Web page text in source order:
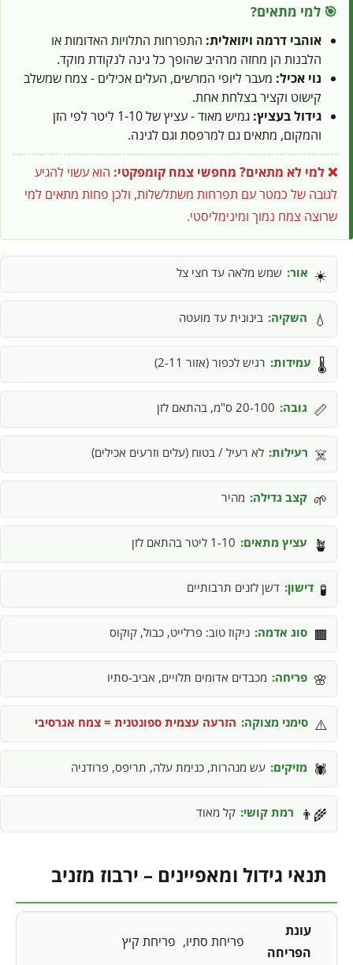
🎯 למי מתאים?
אוהבי דרמה ויזואלית: התפרחות התלויות האדומות או
הלבנות הן מחזה מרהיב שהופך כל גינה לנקודת מוקד.
נוי אכיל: מעבר ליופי המרשים, העלים אכילים - צמח שמשלב
קישוט וקציר בצלחת אחת.
גידול בעציץ:
גמיש מאוד - עציץ של 1-10 ליטר לפי הזן
והמקום, מתאים גם למרפסת וגם לגינה.
❌ למי לא מתאים? מחפשי צמח קומפקטי: הוא עשוי להגיע
לגובה של כמטר עם תפרחות משתלשלות, ולכן פחות מתאים למי
שרוצה צמח נמוך ומינימליסטי.
☀️ אור: שמש מלאה עד חצי צל
💧 השקיה: בינונית עד מועטה
🌡️ עמידות: רגיש לכפור (אזור 2-11)
📏 גובה: 20-100 ס"מ, בהתאם לזן
☠️ רעילות: לא רעיל / בטוח (עלים וזרעים אכילים)
🌱 קצב גדילה: מהיר
🪴 עציץ מתאים: 1-10 ליטר בהתאם לזן
🧪 דישון: דשן לזנים תרבותיים
🟫 סוג אדמה: ניקוז טוב: פרלייט, כבול, קוקוס
🌸 פריחה: מכבדים אדומים תלויים, אביב-סתיו
⚠️ סימני מצוקה: הזרעה עצמית ספונטנית = צמח אגרסיבי
🕷️ מזיקים: עש מנהרות, כנימת עלה, תריפס, פרודניה
👨‍🌾 רמת קושי: קל מאוד
תנאי גידול ומאפיינים – ירבוז מזניב
עונת
הפריחה
פריחת סתיו פריחת קיץ